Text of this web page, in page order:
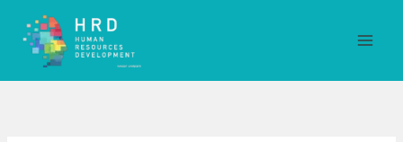
content